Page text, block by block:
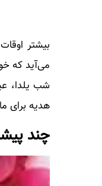
بیشتر
می‌آید که
شب یلدا،
هدیه برای
چند